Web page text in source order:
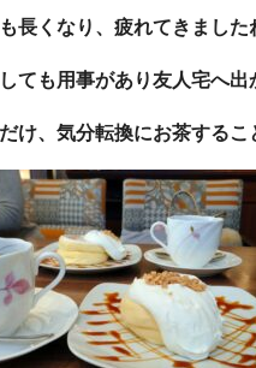
長くなり、疲れてきました
ても用事があり友人宅へ出
け、気分転換にお茶するこ